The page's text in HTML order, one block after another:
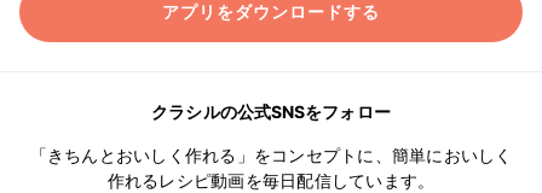
アプリをダウンロードする
クラシルの公式SNSをフォロー
「きちんとおいしく作れる」をコンセプトに、簡単においしく
作れるレシピ動画を毎日配信しています。